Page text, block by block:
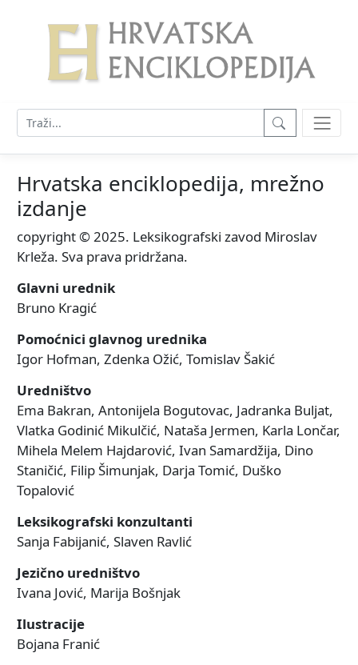
Hrvatska enciklopedija, mrežno
izdanje
copyright © 2025. Leksikografski zavod Miroslav
Krleža. Sva prava pridržana.
Glavni urednik
Bruno Kragić
Pomoćnici glavnog urednika
Igor Hofman, Zdenka Ožić, Tomislav Šakić
Uredništvo
Ema Bakran, Antonijela Bogutovac, Jadranka Buljat,
Vlatka Godinić Mikulčić, Nataša Jermen, Karla Lončar,
Mihela Melem Hajdarović, Ivan Samardžija, Dino
Staničić, Filip Šimunjak, Darja Tomić, Duško
Topalović
Leksikografski konzultanti
Sanja Fabijanić, Slaven Ravlić
Jezično uredništvo
Ivana Jović, Marija Bošnjak
Ilustracije
Bojana Franić